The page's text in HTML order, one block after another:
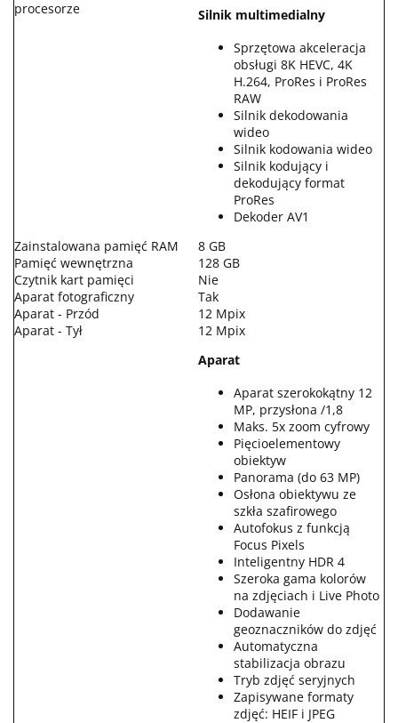
procesorze
Silnik multimedialny
Sprzętowa akceleracja
obsługi 8K HEVC, 4K
H.264, ProRes i ProRes
RAW
Silnik dekodowania
wideo
Silnik kodowania wideo
Silnik kodujący i
dekodujący format
ProRes
Dekoder AV1
Zainstalowana pamięć RAM
8 GB
Pamięć wewnętrzna
128 GB
Czytnik kart pamięci
Nie
Aparat fotograficzny
Tak
Aparat - Przód
12 Mpix
Aparat - Tył
12 Mpix
Aparat
Aparat szerokokątny 12
MP, przysłona /1,8
Maks. 5x zoom cyfrowy
Pięcioelementowy
obiektyw
Panorama (do 63 MP)
Osłona obiektywu ze
szkła szafirowego
Autofokus z funkcją
Focus Pixels
Inteligentny HDR 4
Szeroka gama kolorów
na zdjęciach i Live Photo
Dodawanie
geoznaczników do zdjęć
Automatyczna
stabilizacja obrazu
Tryb zdjęć seryjnych
Zapisywane formaty
zdjęć: HEIF i JPEG